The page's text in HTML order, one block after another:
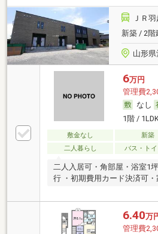
ＪＲ
新築 / 2階
山形県
6万円
管理費
なし
1階 /
敷金なし 新築
二人暮らし
バス・トイ
二人入居可・角部屋・浴室1
行 ・初期費用カード決済可
6.40万
管理費